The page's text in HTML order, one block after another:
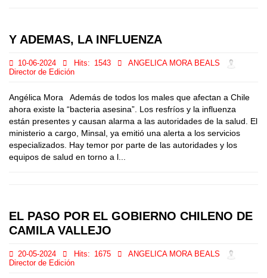
Y ADEMAS, LA INFLUENZA
10-06-2024 Hits: 1543
ANGELICA MORA BEALS
Director de Edición
Angélica Mora Además de todos los males que afectan a Chile
ahora existe la “bacteria asesina”. Los resfríos y la influenza
están presentes y causan alarma a las autoridades de la salud. El
ministerio a cargo, Minsal, ya emitió una alerta a los servicios
especializados. Hay temor por parte de las autoridades y los
equipos de salud en torno a l...
EL PASO POR EL GOBIERNO CHILENO DE
CAMILA VALLEJO
20-05-2024 Hits: 1675
ANGELICA MORA BEALS
Director de Edición